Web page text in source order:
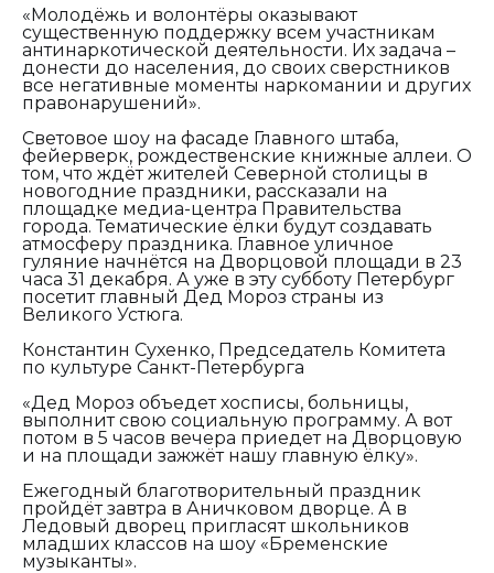
«Молодёжь и волонтёры оказывают
существенную поддержку всем участникам
антинаркотической деятельности. Их задача –
донести до населения, до своих сверстников
все негативные моменты наркомании и других
правонарушений».
Световое шоу на фасаде Главного штаба,
фейерверк, рождественские книжные аллеи. О
том, что ждёт жителей Северной столицы в
новогодние праздники, рассказали на
площадке медиа-центра Правительства
города. Тематические ёлки будут создавать
атмосферу праздника. Главное уличное
гуляние начнётся на Дворцовой площади в 23
часа 31 декабря. А уже в эту субботу Петербург
посетит главный Дед Мороз страны из
Великого Устюга.
Константин Сухенко, Председатель Комитета
по культуре Санкт-Петербурга
«Дед Мороз объедет хосписы, больницы,
выполнит свою социальную программу. А вот
потом в 5 часов вечера приедет на Дворцовую
и на площади зажжёт нашу главную ёлку».
Ежегодный благотворительный праздник
пройдёт завтра в Аничковом дворце. А в
Ледовый дворец пригласят школьников
младших классов на шоу «Бременские
музыканты».